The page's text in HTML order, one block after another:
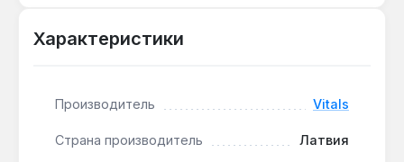
подаёт топливо в карбюратор перед запуском,
Безопасность при работе: тормоз цепи
ударе — это предотвращает травмы
Характеристики
Производитель Vitals
Страна производитель Латвия